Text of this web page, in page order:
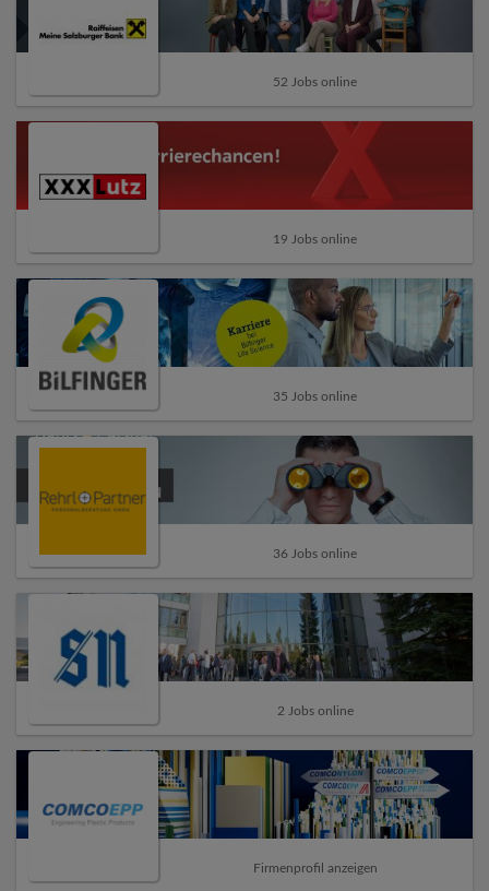
52 Jobs online
19 Jobs online
35 Jobs online
36 Jobs online
2 Jobs online
Firmenprofil anzeigen